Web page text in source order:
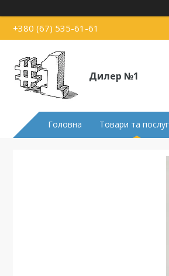
+380 (67) 535-61-61
Дилер №1
Головна Товари та